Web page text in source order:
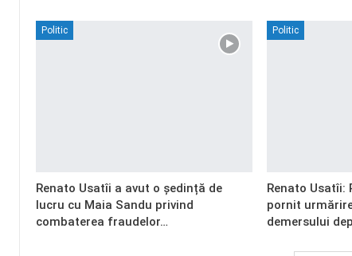
Politic
Renato Usatîi a avut o ședință de
lucru cu Maia Sandu privind
combaterea fraudelor…
Politic
Renato Usatîi:
pornit
demersului